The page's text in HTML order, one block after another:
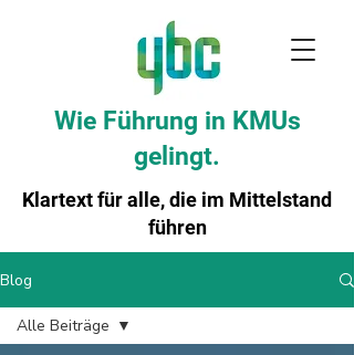
Wie Führung in KMUs
gelingt.
Klartext für alle, die im Mittelstand
führen
Blog
Alle Beiträge